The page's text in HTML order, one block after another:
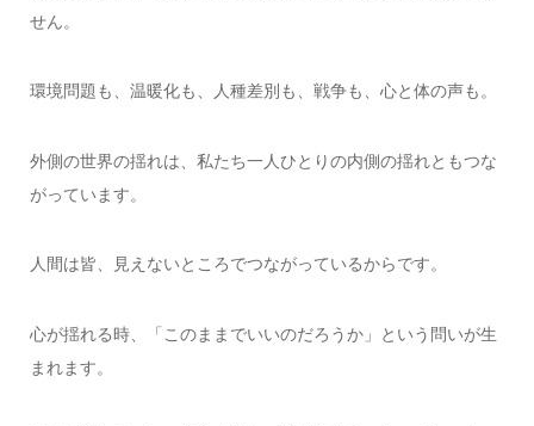
せん。
環境問題も、温暖化も、人種差別も、戦争も、心と体の声も。
外側の世界の揺れは、私たち一人ひとりの内側の揺れともつな
がっています。
人間は皆、見えないところでつながっているからです。
心が揺れる時、「このままでいいのだろうか」という問いが生
まれます。